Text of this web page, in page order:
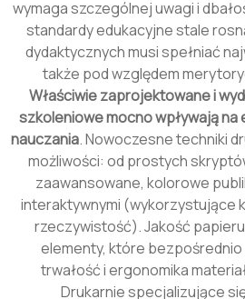
wymaga szczególnej uwagi i
standardy edukacyjne stale
dydaktycznych musi spełniać
także pod względem
Właściwie zaprojektowane i
szkoleniowe mocno wpływają
nauczania. Nowoczesne techniki
możliwości: od prostych
zaawansowane, kolorowe
interaktywnymi (wykorzystujące
rzeczywistość). Jakość
elementy, które bezpośrednio
trwałość i ergonomika
Drukarnie specjalizujące